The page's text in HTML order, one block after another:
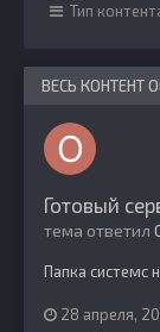
Тип
ВЕСЬ КОНТЕНТ
Готовый
тема ответил
Папка системс
28 апреля,